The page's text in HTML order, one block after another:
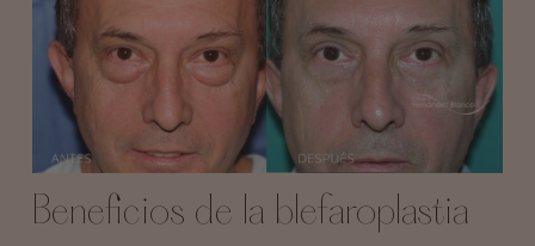
Beneficios de la blefaroplastia